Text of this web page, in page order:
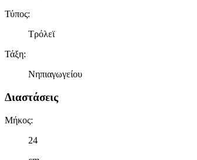
Τύπος:
Τρόλεϊ
Τάξη:
Νηπιαγωγείου
Διαστάσεις
Μήκος:
24